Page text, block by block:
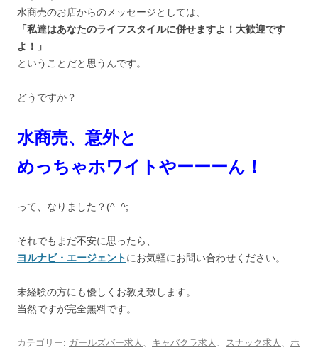
水商売のお店からのメッセージとしては、
「私達はあなたのライフスタイルに併せますよ！大歓迎です
よ！」
ということだと思うんです。
どうですか？
水商売、意外と
めっちゃホワイトやーーーん！
って、なりました？(^_^;ゞ
それでもまだ不安に思ったら、
ヨルナビ・エージェントにお気軽にお問い合わせください。
未経験の方にも優しくお教え致します。
当然ですが完全無料です。
カテゴリー: ガールズバー求人 、 キャバクラ求人 、 スナック求人 、 ホ